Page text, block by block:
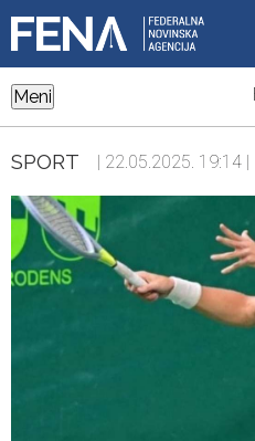
Meni
SPORT | 22.05.2025. 19:14 |